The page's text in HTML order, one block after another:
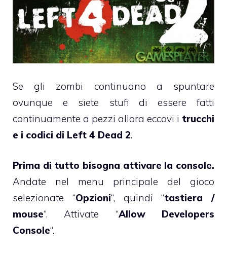
Se gli zombi continuano a spuntare
ovunque e siete stufi di essere fatti
continuamente a pezzi allora eccovi i trucchi
e i codici di Left 4 Dead 2.
Prima di tutto bisogna attivare la console.
Andate nel menu principale del gioco
selezionate “Opzioni“, quindi “tastiera /
mouse“. Attivate “Allow Developers
Console“.